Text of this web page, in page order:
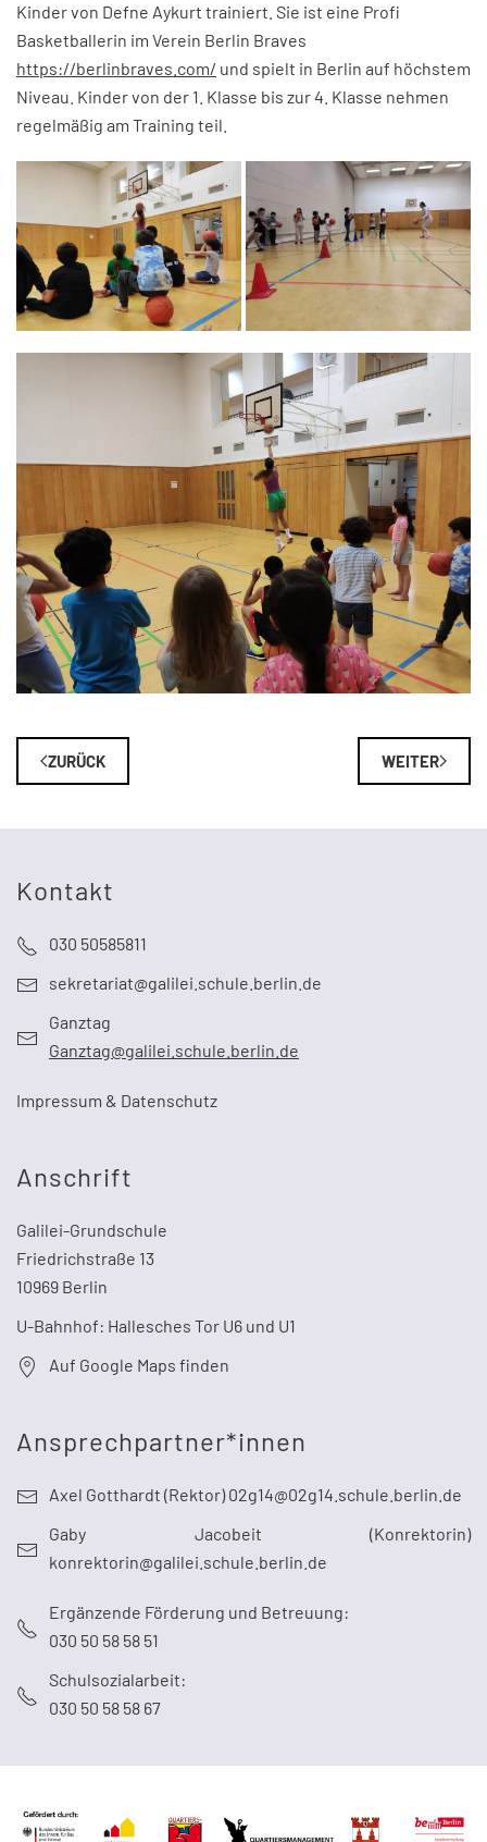
Kinder von Defne Aykurt trainiert. Sie ist eine Profi
Basketballerin im Verein Berlin Braves
https://berlinbraves.com/ und spielt in Berlin auf höchstem
Niveau. Kinder von der 1. Klasse bis zur 4. Klasse nehmen
regelmäßig am Training teil.
ZURÜCK WEITER
Kontakt
030 50585811
sekretariat@galilei.schule.berlin.de
Ganztag
Ganztag@galilei.schule.berlin.de
Impressum & Datenschutz
Anschrift
Galilei-Grundschule
Friedrichstraße 13
10969 Berlin
U-Bahnhof: Hallesches Tor U6 und U1
Auf Google Maps finden
Ansprechpartner*innen
Axel Gotthardt (Rektor) 02g14@02g14.schule.berlin.de
Gaby Jacobeit (Konrektorin)
konrektorin@galilei.schule.berlin.de
Ergänzende Förderung und Betreuung:
030 50 58 58 51
Schulsozialarbeit:
030 50 58 58 67